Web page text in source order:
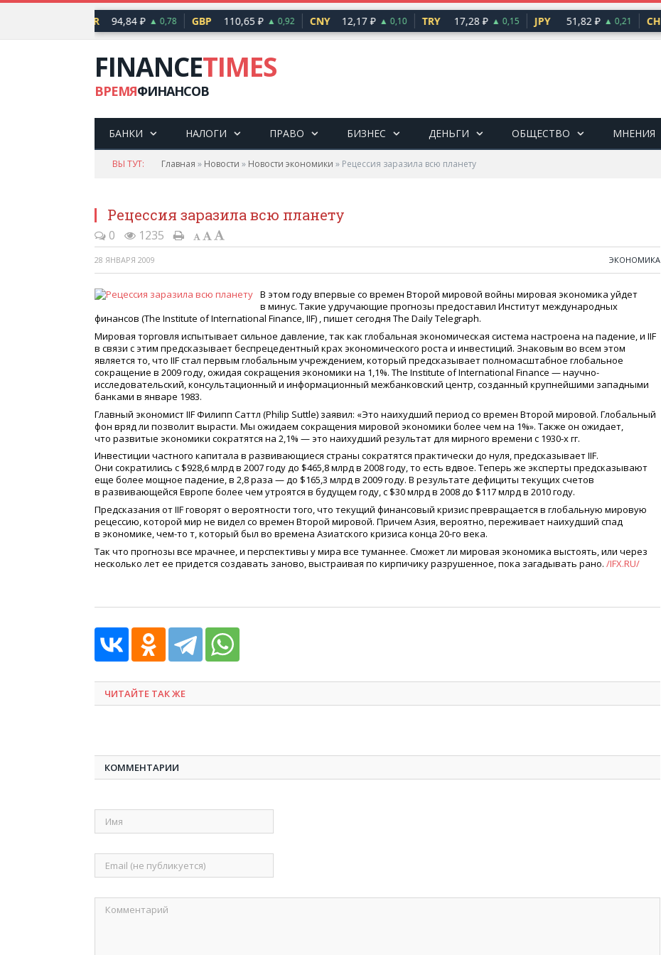
94,84 ₽ ▲ 0,78 GBP 110,65 ₽ ▲ 0,92 CNY 12,17 ₽ ▲ 0,10 TRY 17,28 ₽ ▲ 0,15 JPY 51,82 ₽ ▲ 0,21 CHF
FINANCETIMES
ВРЕМЯФИНАНСОВ
БАНКИ НАЛОГИ ПРАВО БИЗНЕС ДЕНЬГИ ОБЩЕСТВО МНЕНИЯ
ВЫ ТУТ: Главная » Новости » Новости экономики » Рецессия заразила всю планету
Рецессия заразила всю планету
0 1235
28 ЯНВАРЯ 2009 ЭКОНОМИКА
В этом году впервые со времен Второй мировой войны мировая экономика уйдет
в минус. Такие удручающие прогнозы предоставил Институт международных
финансов (The Institute of International Finance, IIF) , пишет сегодня The Daily Telegraph.
Мировая торговля испытывает сильное давление, так как глобальная экономическая система настроена на падение, и IIF
в связи с этим предсказывает беспрецедентный крах экономического роста и инвестиций. Знаковым во всем этом
является то, что IIF стал первым глобальным учреждением, который предсказывает полномасштабное глобальное
сокращение в 2009 году, ожидая сокращения экономики на 1,1%. The Institute of International Finance — научно-
исследовательский, консультационный и информационный межбанковский центр, созданный крупнейшими западными
банками в январе 1983.
Главный экономист IIF Филипп Саттл (Philip Suttle) заявил: «Это наихудший период со времен Второй мировой. Глобальный
фон вряд ли позволит вырасти. Мы ожидаем сокращения мировой экономики более чем на 1%». Также он ожидает,
что развитые экономики сократятся на 2,1% — это наихудший результат для мирного времени с 1930-х гг.
Инвестиции частного капитала в развивающиеся страны сократятся практически до нуля, предсказывает IIF.
Они сократились с $928,6 млрд в 2007 году до $465,8 млрд в 2008 году, то есть вдвое. Теперь же эксперты предсказывают
еще более мощное падение, в 2,8 раза — до $165,3 млрд в 2009 году. В результате дефициты текущих счетов
в развивающейся Европе более чем утроятся в будущем году, с $30 млрд в 2008 до $117 млрд в 2010 году.
Предсказания от IIF говорят о вероятности того, что текущий финансовый кризис превращается в глобальную мировую
рецессию, которой мир не видел со времен Второй мировой. Причем Азия, вероятно, переживает наихудший спад
в экономике,чем-то т, который был во времена Азиатского кризиса конца 20-го века.
Так что прогнозы все мрачнее, и перспективы у мира все туманнее. Сможет ли мировая экономика выстоять, или через
несколько лет ее придется создавать заново, выстраивая по кирпичику разрушенное, пока загадывать рано. /IFX.RU/
ЧИТАЙТЕ ТАК ЖЕ
КОММЕНТАРИИ